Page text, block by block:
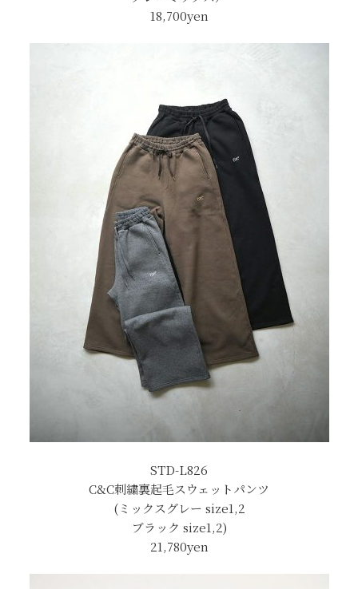
18,700yen
STD-L826
C&C刺繍裏起毛スウェットパンツ
(ミックスグレー size1,2
ブラック size1,2)
21,780yen